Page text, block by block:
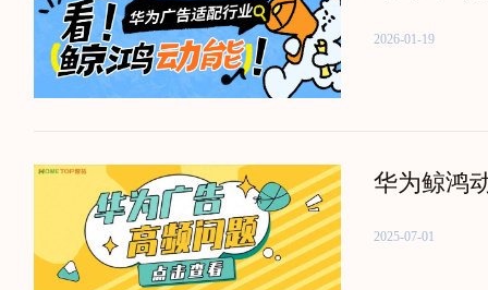
2026-01-19
华为鲸鸿
2025-07-01